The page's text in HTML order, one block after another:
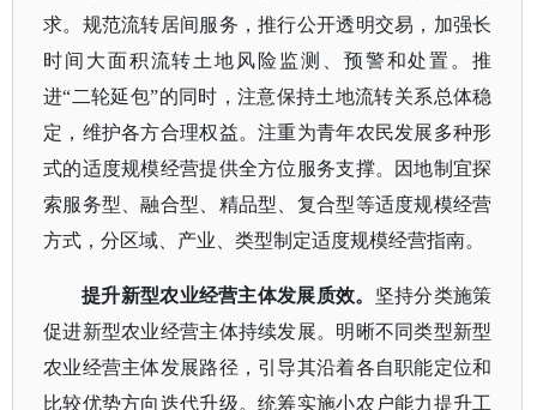
求。规范流转居间服务，推行公开透明交易，加强长
时间大面积流转土地风险监测、预警和处置。推
进“二轮延包”的同时，注意保持土地流转关系总体稳
定，维护各方合理权益。注重为青年农民发展多种形
式的适度规模经营提供全方位服务支撑。因地制宜探
索服务型、融合型、精品型、复合型等适度规模经营
方式，分区域、产业、类型制定适度规模经营指南。
提升新型农业经营主体发展质效。 坚持分类施策
促进新型农业经营主体持续发展。明晰不同类型新型
农业经营主体发展路径，引导其沿着各自职能定位和
比较优势方向迭代升级。统筹实施小农户能力提升工